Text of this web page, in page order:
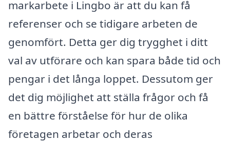
markarbete i Lingbo är att du kan få
referenser och se tidigare arbeten de
genomfört. Detta ger dig trygghet i ditt
val av utförare och kan spara både tid och
pengar i det långa loppet. Dessutom ger
det dig möjlighet att ställa frågor och få
en bättre förståelse för hur de olika
företagen arbetar och deras